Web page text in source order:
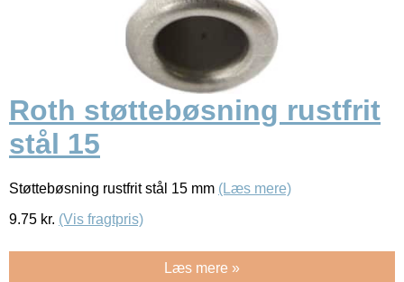
Roth støttebøsning rustfrit
stål 15
Støttebøsning rustfrit stål 15 mm (Læs mere)
9.75 kr. (Vis fragtpris)
Læs mere »